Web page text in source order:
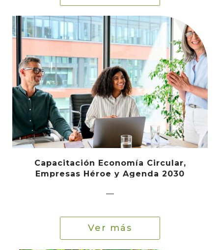
Capacitación Economía Circular,
Empresas Héroe y Agenda 2030
—
Ver más